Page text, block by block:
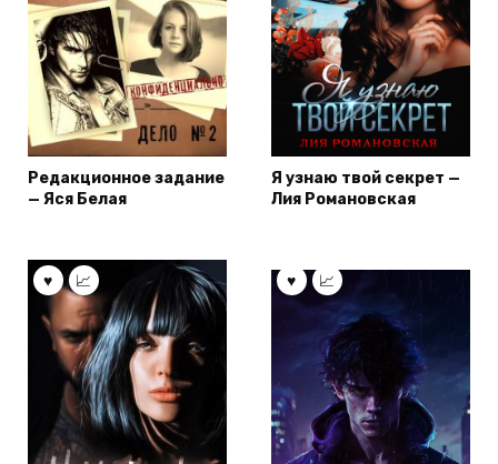
Редакционное задание
— Яся Белая
Я узнаю твой секрет —
Лия Романовская